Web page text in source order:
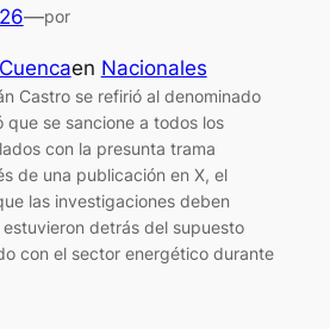
—por
en Nacionales
Castro se refirió al denominado
que se sancione a todos los
con la presunta trama
de una publicación en X, el
las investigaciones deben
detrás del supuesto
con el sector energético durante